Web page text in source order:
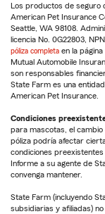
Los productos de seguro
American Pet Insurance
Seattle, WA 98108.
licencia No. 0G22803,
póliza completa en la
Mutual Automobile
son responsables
State Farm es una
American Pet Insurance.
Condiciones
para mascotas, el
póliza podría afectar
condiciones
Informe a su agente de
convenga mantener.
State Farm (incluyendo
subsidiarias y afiliadas)